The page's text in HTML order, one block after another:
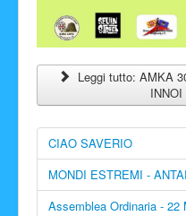
Leggi tutto: AMKA
CIAO SAVERIO
MONDI ESTREMI -
Assemblea Ordinaria - 22